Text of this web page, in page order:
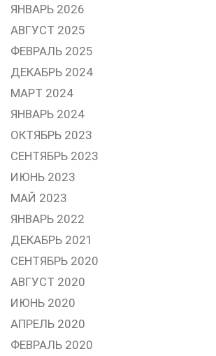
ЯНВАРЬ 2026
АВГУСТ 2025
ФЕВРАЛЬ 2025
ДЕКАБРЬ 2024
МАРТ 2024
ЯНВАРЬ 2024
ОКТЯБРЬ 2023
СЕНТЯБРЬ 2023
ИЮНЬ 2023
МАЙ 2023
ЯНВАРЬ 2022
ДЕКАБРЬ 2021
СЕНТЯБРЬ 2020
АВГУСТ 2020
ИЮНЬ 2020
АПРЕЛЬ 2020
ФЕВРАЛЬ 2020